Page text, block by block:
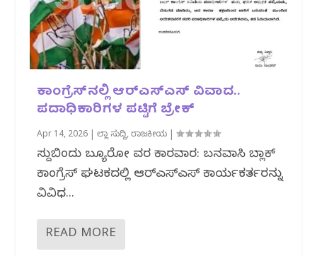
ಕಾಂಗ್ರೆಸ್‌ನಲ್ಲಿ ಆರ್‌ಎಸ್‌ಎಸ್ ವಿವಾದ..
ಪದಾಧಿಕಾರಿಗಳ ಪಟ್ಟಿಗೆ ಬ್ರೇಕ್
Apr 14, 2026 |ಜಿಲ್ಲಾ ಸುದ್ದಿ,ರಾಜಕೀಯ |
ಸುದ್ದಿಬಿಂದು ಬ್ಯೂರೋ ವರದಿ ಕಾರವಾರ: ಬನವಾಸಿ ಬ್ಲಾಕ್
ಕಾಂಗ್ರೆಸ್ ಘಟಕದಲ್ಲಿ ಆರ್‌ಎಸ್‌ಎಸ್ ಕಾರ್ಯಕರ್ತರನ್ನು
ವಿವಿಧ...
READ MORE